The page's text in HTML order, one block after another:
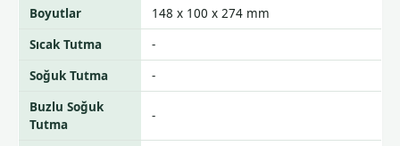
Boyutlar
148 x 100 x 274 mm
Sıcak Tutma
-
Soğuk Tutma
-
Buzlu Soğuk
Tutma
-